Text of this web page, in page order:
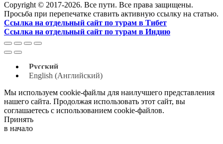
Copyright © 2017-2026. Все пути. Все права защищены.
Просьба при перепечатке ставить активную ссылку на статью.
Ссылка на отдельный сайт по турам в Тибет
Ссылка на отдельный сайт по турам в Индию
Русский
English (Английский)
Мы используем cookie-файлы для наилучшего представления
нашего сайта. Продолжая использовать этот сайт, вы
соглашаетесь с использованием cookie-файлов.
Принять
в начало